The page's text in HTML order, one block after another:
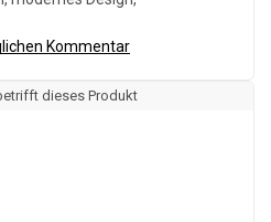
Kommentar
dieses Produkt